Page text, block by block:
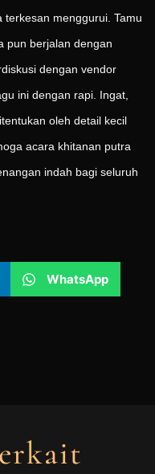
terkesan menggurui. Tamu
pun berjalan dengan
dengan vendor
ini dengan rapi. Ingat,
oleh detail kecil
acara khitanan putra
indah bagi seluruh
WhatsApp